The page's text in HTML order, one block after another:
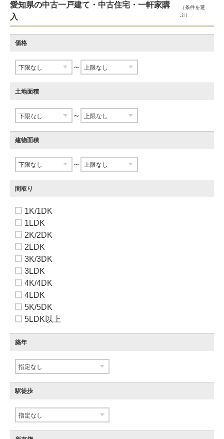
愛知県の中古一戸建て・中古住宅・一軒家購
入
（条件を選
ぶ）
価格
～
土地面積
～
建物面積
～
間取り
1K/1DK
1LDK
2K/2DK
2LDK
3K/3DK
3LDK
4K/4DK
4LDK
5K/5DK
5LDK以上
築年
駅徒歩